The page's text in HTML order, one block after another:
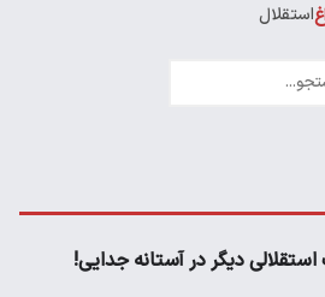
استقلال
دیگر در آستانه جدایی!